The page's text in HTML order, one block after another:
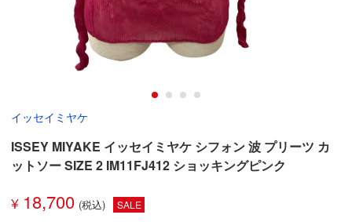
イッセイミヤケ
ISSEY MIYAKE イッセイミヤケ シフォン 波 プリーツ カ
ットソー SIZE 2 IM11FJ412 ショッキングピンク
¥ 18,700 SALE